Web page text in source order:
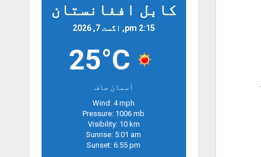
کابل افغانستان
2:15 pm, اگست 7, 2026
25°C
آسمان صاف
Wind: 4 mph
Pressure: 1006 mb
Visibility: 10 km
Sunrise: 5:01 am
Sunset: 6:55 pm